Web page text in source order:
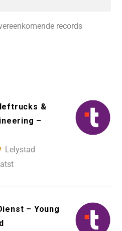
records
&
–
Lelystad
– Young